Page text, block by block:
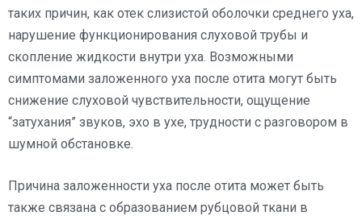
таких причин, как отек слизистой оболочки среднего уха,
нарушение функционирования слуховой трубы и
скопление жидкости внутри уха. Возможными
симптомами заложенного уха после отита могут быть
снижение слуховой чувствительности, ощущение
“затухания” звуков, эхо в ухе, трудности с разговором в
шумной обстановке.
Причина заложенности уха после отита может быть
также связана с образованием рубцовой ткани в